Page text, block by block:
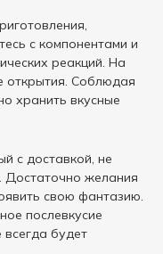
с компонентами и
реакций. На
открытия. Соблюдая
хранить вкусные
с доставкой, не
Достаточно желания
свою фантазию.
послевкусие
будет